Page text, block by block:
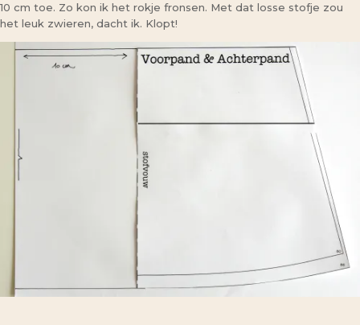
10 cm toe. Zo kon ik het rokje fronsen. Met dat losse stofje zou
het leuk zwieren, dacht ik. Klopt!